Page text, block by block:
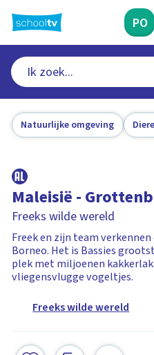
naar
hoofdinhoud
PO
Natuurlijke omgeving
Maleisië -
Freeks wilde wereld
Freek en zijn team
Borneo. Het is Bassies
plek met miljoenen
vliegensvlugge vogeltjes.
Freeks wilde wereld